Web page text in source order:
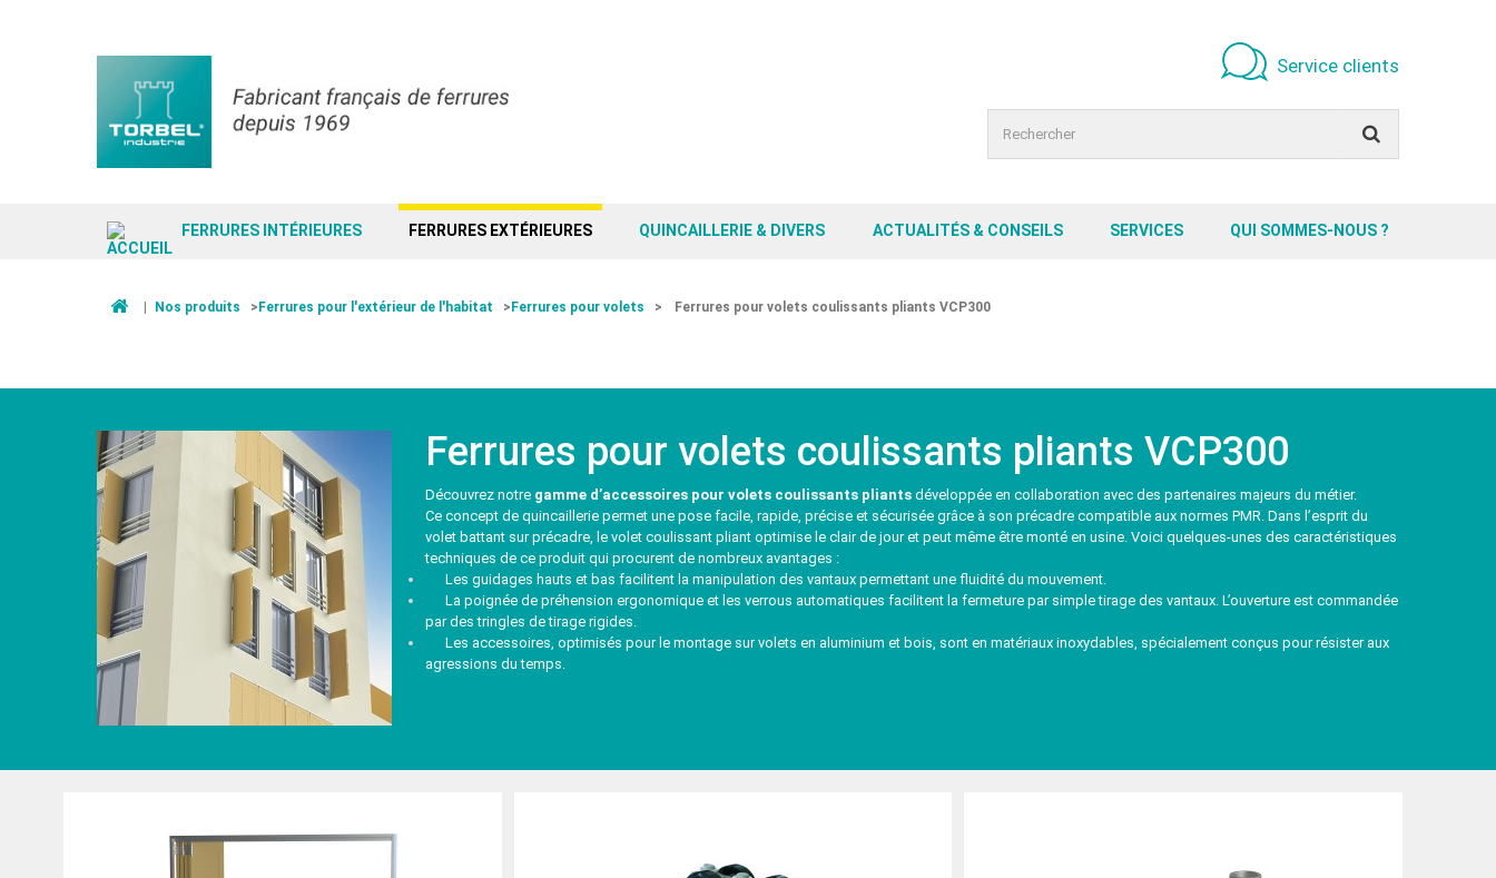
Service clients
FERRURES INTÉRIEURES FERRURES EXTÉRIEURES QUINCAILLERIE & DIVERS ACTUALITÉS & CONSEILS SERVICES QUI SOMMES-NOUS ?
Nos produits > Ferrures pour l'extérieur de l'habitat > Ferrures pour volets > Ferrures pour volets coulissants pliants VCP300
Ferrures pour volets coulissants pliants VCP300
Découvrez notre gamme d’accessoires pour volets coulissants pliants développée en collaboration avec des partenaires majeurs du métier.
Ce concept de quincaillerie permet une pose facile, rapide, précise et sécurisée grâce à son précadre compatible aux normes PMR. Dans l’esprit du
volet battant sur précadre, le volet coulissant pliant optimise le clair de jour et peut même être monté en usine. Voici quelques-unes des caractéristiques
techniques de ce produit qui procurent de nombreux avantages :
Les guidages hauts et bas facilitent la manipulation des vantaux permettant une fluidité du mouvement.
La poignée de préhension ergonomique et les verrous automatiques facilitent la fermeture par simple tirage des vantaux. L’ouverture est commandée
par des tringles de tirage rigides.
Les accessoires, optimisés pour le montage sur volets en aluminium et bois, sont en matériaux inoxydables, spécialement conçus pour résister aux
agressions du temps.